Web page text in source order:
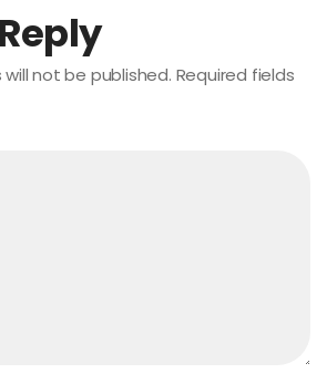
not be published. Required fields